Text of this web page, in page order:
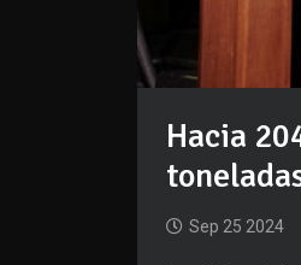
Hacia
Sep 25 2024